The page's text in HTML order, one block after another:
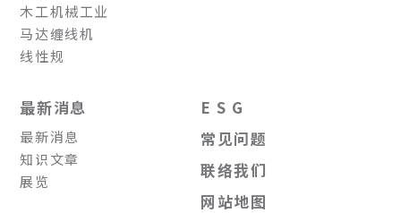
木工机械工业
马达缠线机
线性规
最新消息
最新消息
知识文章
展览
E S G
常见问题
联络我们
网站地图